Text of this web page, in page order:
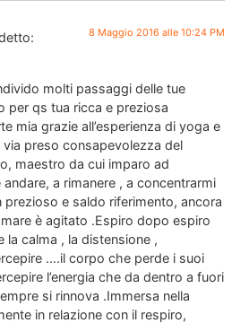
8 Maggio 2016 alle 10:24 PM
molti passaggi delle tue
per qs tua ricca e preziosa
mia grazie all’esperienza di yoga e
preso consapevolezza del
maestro da cui imparo ad
a rimanere , a concentrarmi
prezioso e saldo riferimento, ancora
è agitato .Espiro dopo espiro
la calma , la distensione ,
….il corpo che perde i suoi
l’energia che da dentro a fuori
si rinnova .Immersa nella
in relazione con il respiro,